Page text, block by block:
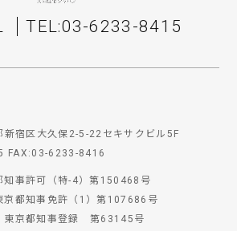
TEL:03-6233-8415
宿区大久保2-5-22セキサクビル5F
FAX:03-6233-8416
事許可（特-4）第150468号
都知事免許（1）第107686号
東京都知事登録 第63145号